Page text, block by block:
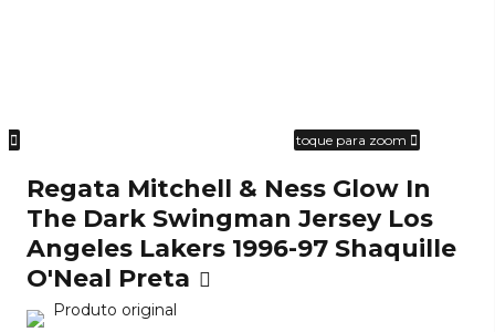
toque para zoom
Regata Mitchell & Ness Glow In
The Dark Swingman Jersey Los
Angeles Lakers 1996-97 Shaquille
O'Neal Preta
Produto original